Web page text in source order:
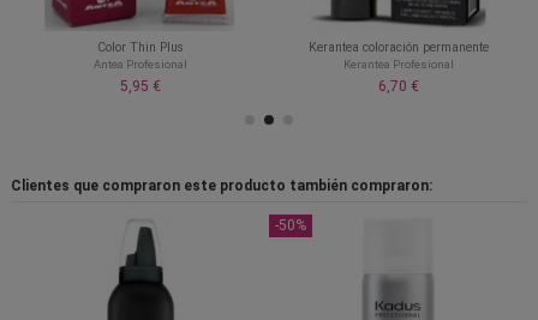
Color Thin Plus
Antea Profesional
5,95 €
Kerantea coloración permanente
Kerantea Profesional
6,70 €
Clientes que compraron este producto también compraron:
-50%